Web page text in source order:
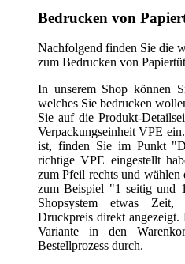
ist, finden Sie im Punkt
zum Pfeil rechts und wählen
zum Beispiel "1 seitig und
Druckpreis direkt angezeigt.
Variante in den
Bestellprozess durch.
Sollten Sie kein Produkt
können Sie uns ganz
ausfüllen und wir melden
um Sie entsprechend zu
Allgemeine Informationen
1) Im Bestell-Prozess werden